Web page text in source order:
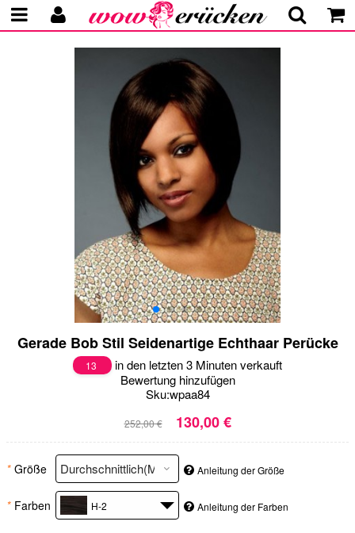
Gerade Bob Stil Seidenartige Echthaar Perücke
13
in den letzten 3 Minuten verkauft
Bewertung hinzufügen
Sku:wpaa84
252,00 € 130,00 €
* Größe Anleitung der Größe
* Farben H-2 Anleitung der Farben